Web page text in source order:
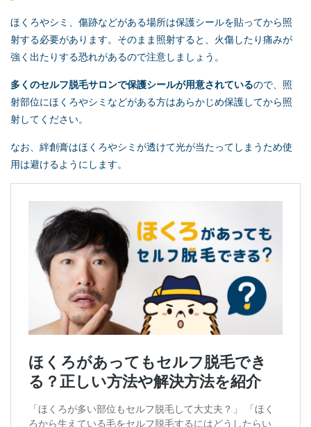
ほくろやシミ、傷跡などがある場所は保護シールを貼ってから照
射する必要があります。そのまま照射すると、火傷したり痛みが
強く出たりする恐れがあるので注意しましょう。
多くのセルフ脱毛サロンで保護シールが用意されているので、照
射部位にほくろやシミなどがある方はあらかじめ保護してから照
射してください。
なお、絆創膏はほくろやシミが透けて光が当たってしまうため使
用は避けるようにします。